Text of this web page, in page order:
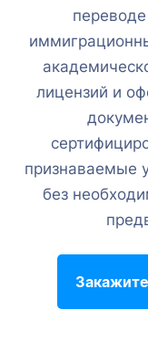
лицензий и
признаваемые
без